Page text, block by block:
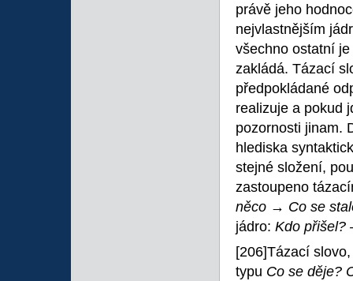
právě jeho
nejvlastnějším
všechno ostatní
zakládá. Tázací
předpokládané
realizuje a pokud
pozornosti jinam.
hlediska
stejné složení,
zastoupeno
něco → Co se
jádro: Kdo
[206]Tázací
typu Co se děje?